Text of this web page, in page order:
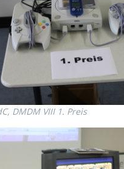
DMDM VIII 1. Preis